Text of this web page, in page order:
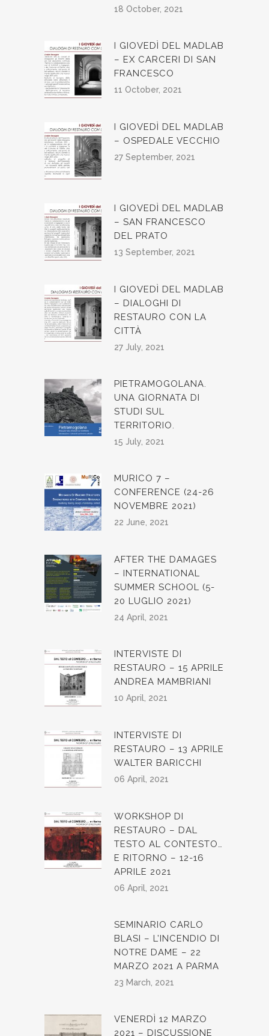
18 October, 2021
I GIOVEDÌ DEL MADLAB
– EX CARCERI DI SAN
FRANCESCO
11 October, 2021
I GIOVEDÌ DEL MADLAB
– OSPEDALE VECCHIO
27 September, 2021
I GIOVEDÌ DEL MADLAB
– SAN FRANCESCO
DEL PRATO
13 September, 2021
I GIOVEDÌ DEL MADLAB
– DIALOGHI DI
RESTAURO CON LA
CITTÀ
27 July, 2021
PIETRAMOGOLANA.
UNA GIORNATA DI
STUDI SUL
TERRITORIO.
15 July, 2021
MURICO 7 –
CONFERENCE (24-26
NOVEMBRE 2021)
22 June, 2021
AFTER THE DAMAGES
– INTERNATIONAL
SUMMER SCHOOL (5-
20 LUGLIO 2021)
24 April, 2021
INTERVISTE DI
RESTAURO – 15 APRILE
ANDREA MAMBRIANI
10 April, 2021
INTERVISTE DI
RESTAURO – 13 APRILE
WALTER BARICCHI
06 April, 2021
WORKSHOP DI
RESTAURO – DAL
TESTO AL CONTESTO…
E RITORNO – 12-16
APRILE 2021
06 April, 2021
SEMINARIO CARLO
BLASI – L’INCENDIO DI
NOTRE DAME – 22
MARZO 2021 A PARMA
23 March, 2021
VENERDÌ 12 MARZO
2021 – DISCUSSIONE